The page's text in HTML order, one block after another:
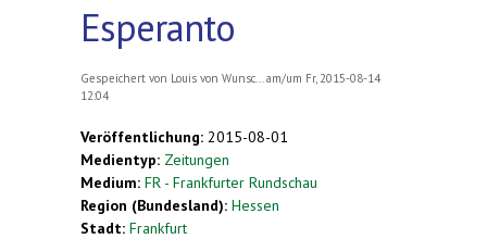
Esperanto
Gespeichert von Louis von Wunsc...
am/um Fr, 2015-08-14
12:04
Veröffentlichung: 2015-08-01
Medientyp: Zeitungen
Medium: FR - Frankfurter Rundschau
Region (Bundesland): Hessen
Stadt: Frankfurt